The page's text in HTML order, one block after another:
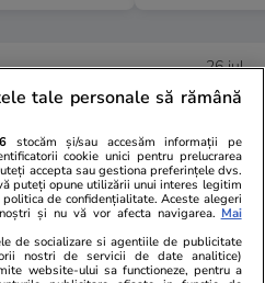
26 iul.
le
plecăm
tale personale să rămână
stocăm și/sau accesăm informații pe
cookie unici pentru prelucrarea
accepta sau gestiona preferințele dvs.
puteți opune utilizării unui interes legitim
de confidențialitate. Aceste alegeri
și nu vă vor afecta navigarea. Mai
de socializare si agentiile de publicitate
nostri de servicii de date analitice)
website-ului sa functioneze, pentru a